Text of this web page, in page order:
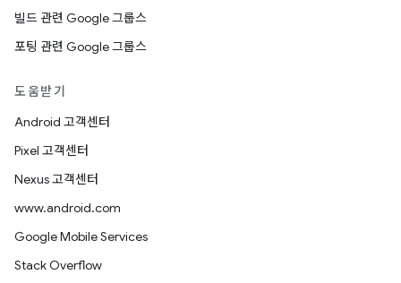
빌드 관련 Google 그룹스
포팅 관련 Google 그룹스
도움받기
Android 고객센터
Pixel 고객센터
Nexus 고객센터
www.android.com
Google Mobile Services
Stack Overflow